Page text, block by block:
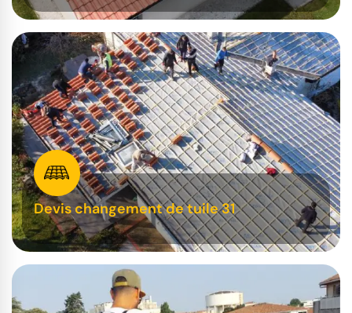
Devis changement de tuile 31